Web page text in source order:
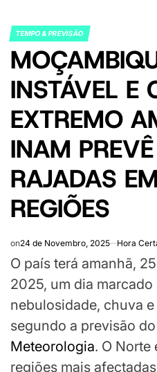
POSTED
IN
TEMPO & PREVISÃO
INSTÁVEL E
EXTREMO
INAM
RAJADAS
REGIÕES
on24 de Novembro, 2025 Hora
O país terá amanhã,
2025, um dia marcado
nebulosidade, chuva
segundo a previsão
Meteorologia. O Norte
regiões mais